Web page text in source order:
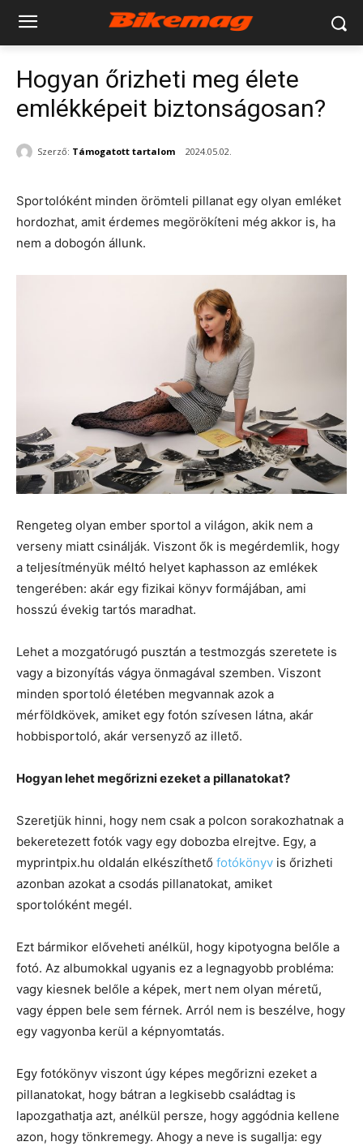
Hogyan őrizheti meg élete
emlékképeit biztonságosan?
Szerző: Támogatott tartalom 2024.05.02.
Sportolóként minden örömteli pillanat egy olyan emléket
hordozhat, amit érdemes megörökíteni még akkor is, ha
nem a dobogón állunk.
Rengeteg olyan ember sportol a világon, akik nem a
verseny miatt csinálják. Viszont ők is megérdemlik, hogy
a teljesítményük méltó helyet kaphasson az emlékek
tengerében: akár egy fizikai könyv formájában, ami
hosszú évekig tartós maradhat.
Lehet a mozgatórugó pusztán a testmozgás szeretete is
vagy a bizonyítás vágya önmagával szemben. Viszont
minden sportoló életében megvannak azok a
mérföldkövek, amiket egy fotón szívesen látna, akár
hobbisportoló, akár versenyző az illető.
Hogyan lehet megőrizni ezeket a pillanatokat?
Szeretjük hinni, hogy nem csak a polcon sorakozhatnak a
bekeretezett fotók vagy egy dobozba elrejtve. Egy, a
myprintpix.hu oldalán elkészíthető fotókönyv is őrizheti
azonban azokat a csodás pillanatokat, amiket
sportolóként megél.
Ezt bármikor előveheti anélkül, hogy kipotyogna belőle a
fotó. Az albumokkal ugyanis ez a legnagyobb probléma:
vagy kiesnek belőle a képek, mert nem olyan méretű,
vagy éppen bele sem férnek. Arról nem is beszélve, hogy
egy vagyonba kerül a képnyomtatás.
Egy fotókönyv viszont úgy képes megőrizni ezeket a
pillanatokat, hogy bátran a legkisebb családtag is
lapozgathatja azt, anélkül persze, hogy aggódnia kellene
azon, hogy tönkremegy. Ahogy a neve is sugallja: egy